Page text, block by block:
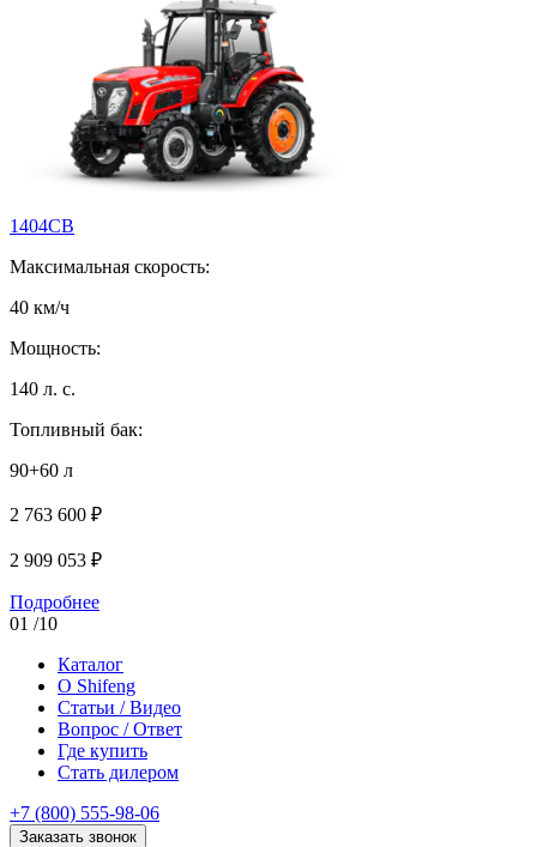
1404СB
Максимальная скорость:
40 км/ч
Мощность:
140 л. с.
Топливный бак:
90+60 л
2 763 600 ₽
2 909 053 ₽
Подробнее
01 /10
Каталог
О Shifeng
Статьи / Видео
Вопрос / Ответ
Где купить
Стать дилером
+7 (800) 555-98-06
Заказать звонок